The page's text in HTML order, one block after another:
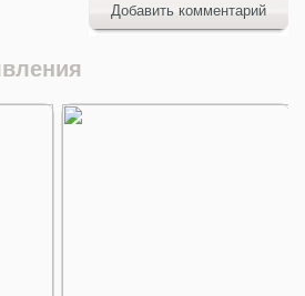
Добавить комментарий